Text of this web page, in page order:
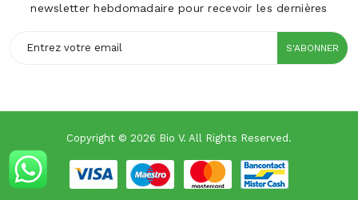
newsletter hebdomadaire pour recevoir les dernières
S'ABONNER
Copyright © 2026 Bio V. All Rights Reserved.